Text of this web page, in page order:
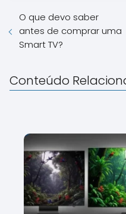
O que devo saber
antes de comprar uma
Smart TV?
Conteúdo